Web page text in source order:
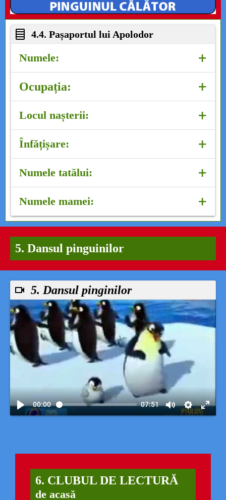
4.4. Pașaportul lui Apolodor
Numele: +
APOLODOR
Ocupația: +
TENOR
Locul nașterii: +
LABRADOR
Înfățișare: +
GRĂSUȚ, CURAT, ATRĂGĂTOR
Numele tatălui: +
APOLODOREL
Numele mamei: +
APOLODORICA
5. Dansul pinguinilor
5. Dansul pinginilor
00:00 07:51
6. CLUBUL DE LECTURĂ
de acasă